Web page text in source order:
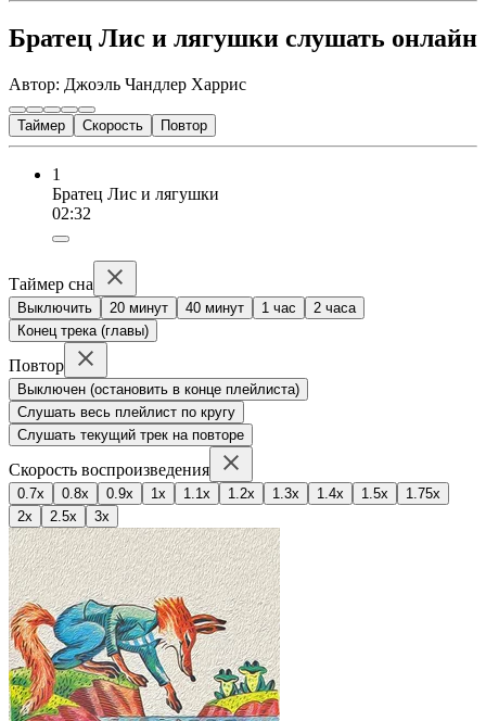
Братец Лис и лягушки слушать онлайн
Автор: Джоэль Чандлер Харрис
Таймер Скорость Повтор
1
Братец Лис и лягушки
02:32
Таймер сна
Выключить 20 минут 40 минут 1 час
2 часа
Конец трека (главы)
Повтор
Выключен (остановить в конце плейлиста)
Слушать весь плейлист по кругу
Слушать текущий трек на повторе
Скорость воспроизведения
0.7x 0.8x 0.9x 1x 1.1x 1.2x 1.3x 1.4x 1.5x
1.75x
2x
2.5x 3x